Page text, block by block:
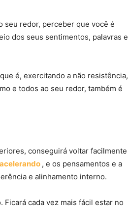
seu redor, perceber que você é
dos seus sentimentos, palavras e
é, exercitando a não resistência,
e todos ao seu redor, também é
conseguirá voltar facilmente
, e os pensamentos e a
e alinhamento interno.
cada vez mais fácil estar no